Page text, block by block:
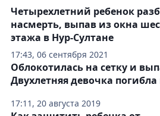
17:43, 06 сентября 2021
Четырехлетний ребенок
насмерть, выпав из окна
этажа в Нур-Султане
17:11, 20 августа 2019
Облокотилась на сетку и
Двухлетняя девочка